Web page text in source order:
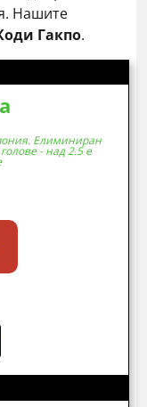
Нашите
Гакпо.
Елиминиран
- над 2.5 е